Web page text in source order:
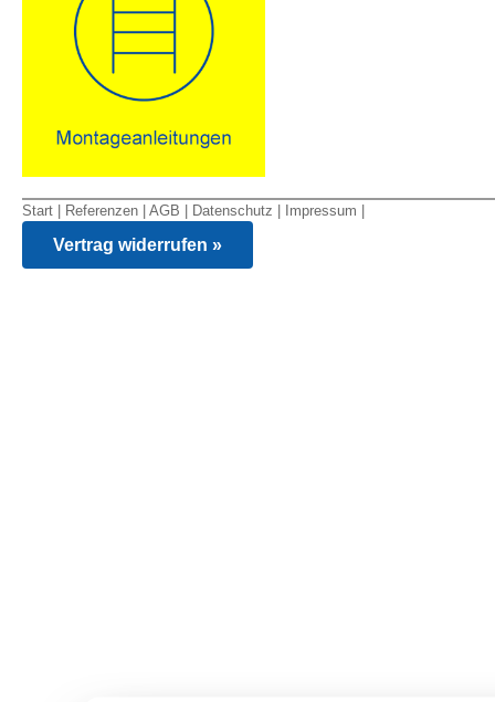
Start Referenzen AGB Datenschutz Impressum
Vertrag widerrufen »